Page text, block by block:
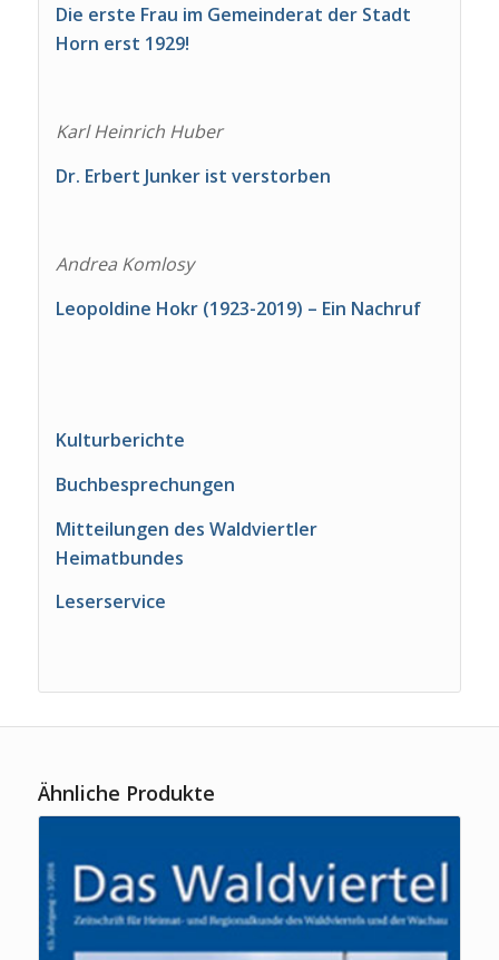
Die erste Frau im Gemeinderat der Stadt
Horn erst 1929!
Karl Heinrich Huber
Dr. Erbert Junker ist verstorben
Andrea Komlosy
Leopoldine Hokr (1923-2019) – Ein Nachruf
Kulturberichte
Buchbesprechungen
Mitteilungen des Waldviertler
Heimatbundes
Leserservice
Ähnliche Produkte